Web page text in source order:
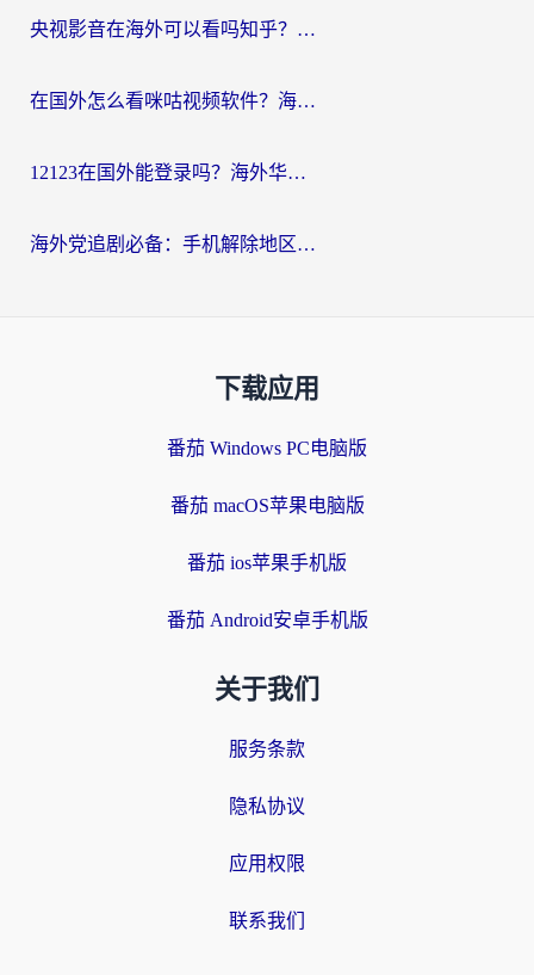
央视影音在海外可以看吗知乎？留学生亲测：3步解决地域限制+追剧自由
在国外怎么看咪咕视频软件？海外党亲测有效的回国加速方案
12123在国外能登录吗？海外华人必看的回国加速实用指南
海外党追剧必备：手机解除地区限制app怎么选？解决央视视频&国内剧地区限制全指南
下载应用
番茄 Windows PC电脑版
番茄 macOS苹果电脑版
番茄 ios苹果手机版
番茄 Android安卓手机版
关于我们
服务条款
隐私协议
应用权限
联系我们